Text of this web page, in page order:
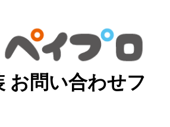
お問い合わせフ